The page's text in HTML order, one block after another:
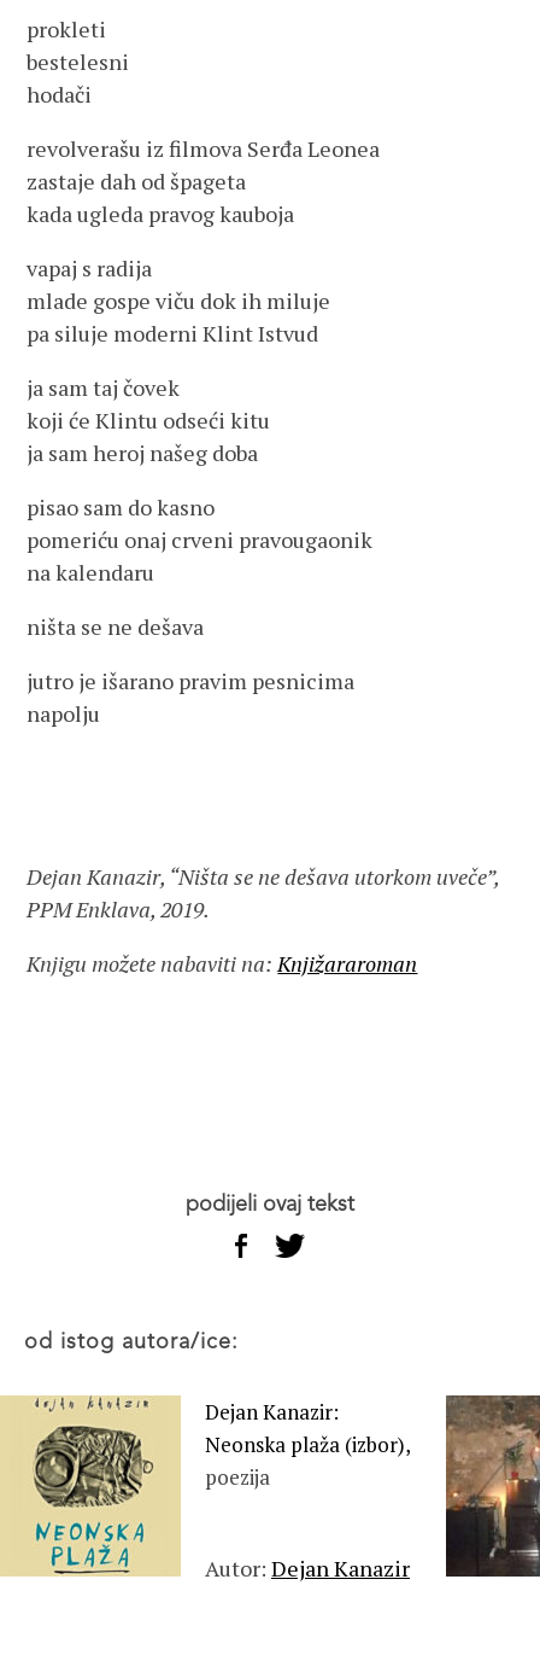
prokleti
bestelesni
hodači
revolverašu iz filmova Serđa Leonea
zastaje dah od špageta
kada ugleda pravog kauboja
vapaj s radija
mlade gospe viču dok ih miluje
pa siluje moderni Klint Istvud
ja sam taj čovek
koji će Klintu odseći kitu
ja sam heroj našeg doba
pisao sam do kasno
pomeriću onaj crveni pravougaonik
na kalendaru
ništa se ne dešava
jutro je išarano pravim pesnicima
napolju
Dejan Kanazir, “Ništa se ne dešava utorkom uveče”,
PPM Enklava, 2019.
Knjigu možete nabaviti na:Knjižararoman
podijeli ovaj tekst
od istog autora/ice:
Dejan Kanazir:
Neonska plaža (izbor),
poezija
Autor: Dejan Kanazir